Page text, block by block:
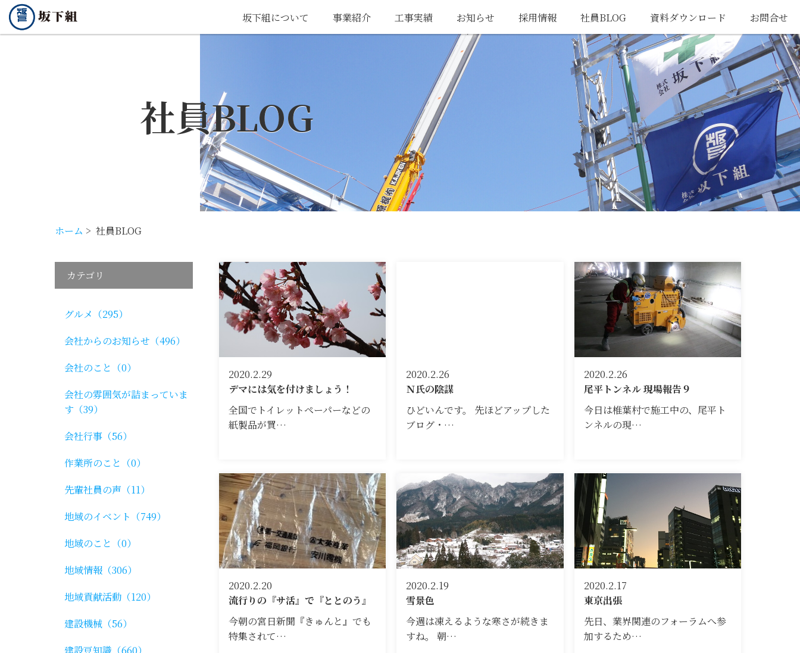
坂下組について 事業紹介 工事実績 お知らせ 採用情報 社員BLOG 資料ダウンロード お問合せ
社員BLOG
ホーム > 社員BLOG
2020.2.29
デマには気を付けましょう！
全国でトイレットペーパーなどの
紙製品が買…
2020.2.26
Ｎ氏の陰謀
ひどいんです。 先ほどアップした
ブログ・…
2020.2.26
尾平トンネル 現場報告９
今日は椎葉村で施工中の、尾平ト
ンネルの現…
2020.2.20
流行りの『サ活』で『ととのう』
今朝の宮日新聞『きゅんと』でも
特集されて…
2020.2.19
雪景色
今週は凍えるような寒さが続きま
すね。 朝…
2020.2.17
東京出張
先日、業界関連のフォーラムへ参
加するため…
カテゴリ
グルメ（295）
会社からのお知らせ（496）
会社のこと（0）
会社の雰囲気が詰まっていま
す（39）
会社行事（56）
作業所のこと（0）
先輩社員の声（11）
地域のイベント（749）
地域のこと（0）
地域情報（306）
地域貢献活動（120）
建設機械（56）